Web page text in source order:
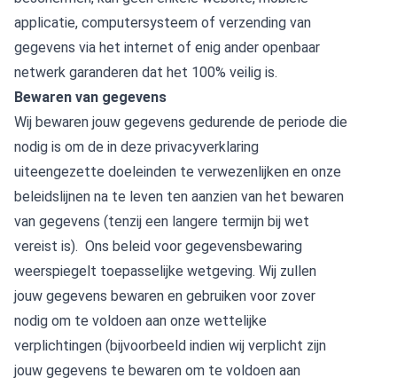
applicatie, computersysteem of verzending van
gegevens via het internet of enig ander openbaar
netwerk garanderen dat het 100% veilig is.
Bewaren van gegevens
Wij bewaren jouw gegevens gedurende de periode die
nodig is om de in deze privacyverklaring
uiteengezette doeleinden te verwezenlijken en onze
beleidslijnen na te leven ten aanzien van het bewaren
van gegevens (tenzij een langere termijn bij wet
vereist is). Ons beleid voor gegevensbewaring
weerspiegelt toepasselijke wetgeving. Wij zullen
jouw gegevens bewaren en gebruiken voor zover
nodig om te voldoen aan onze wettelijke
verplichtingen (bijvoorbeeld indien wij verplicht zijn
jouw gegevens te bewaren om te voldoen aan